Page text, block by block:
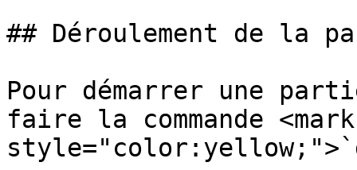
## Déroulement de la
Pour démarrer une
faire la commande <mark